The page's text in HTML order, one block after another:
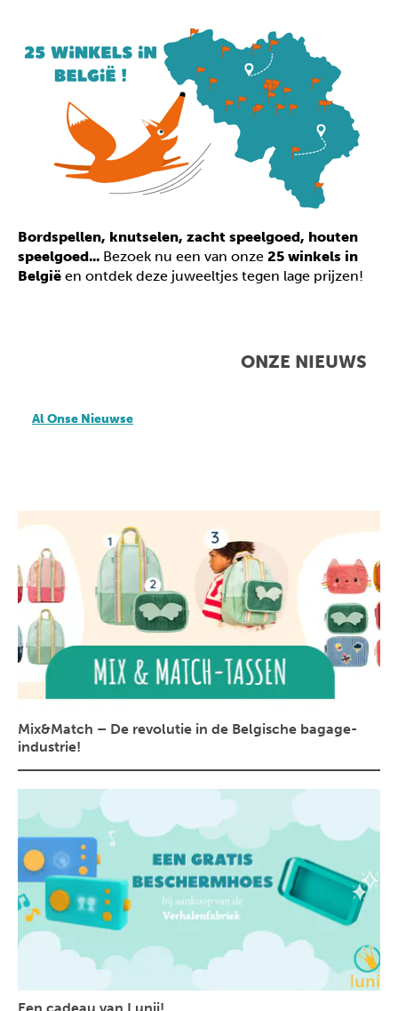
Bordspellen, knutselen, zacht speelgoed, houten
speelgoed... Bezoek nu een van onze 25 winkels in
België en ontdek deze juweeltjes tegen lage prijzen!
ONZE NIEUWS
Al Onse Nieuwse
Mix&Match – De revolutie in de Belgische bagage-
industrie!